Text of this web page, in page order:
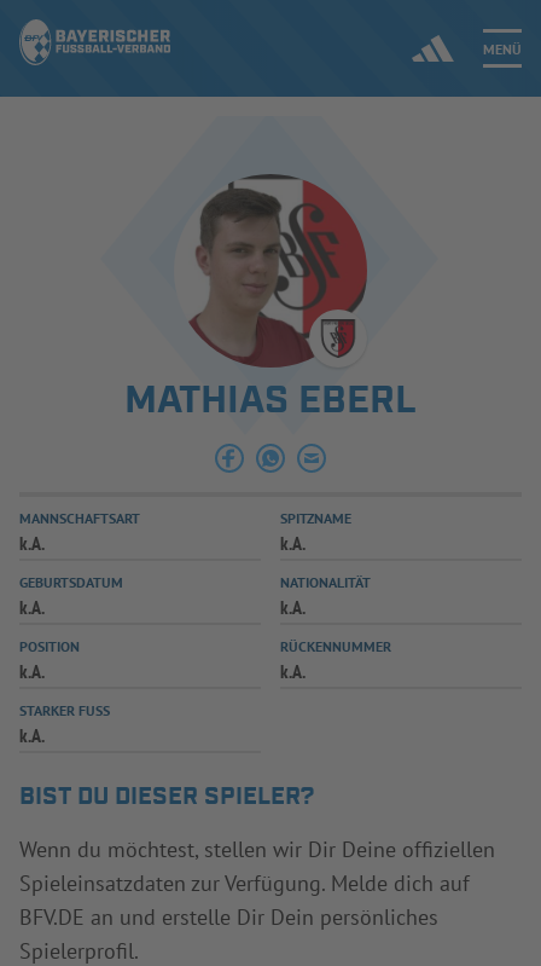
MENÜ
ERGEBNISSE & WETTBEWERBE
SPIELBETRIEB & VERBANDSLEBEN
AUSBILDUNG & FÖRDERUNG
SPIELPLUS
MATHIAS EBERL
MANNSCHAFTSART
k.A.
SPITZNAME
k.A.
GEBURTSDATUM
k.A.
NATIONALITÄT
k.A.
POSITION
k.A.
RÜCKENNUMMER
k.A.
STARKER FUSS
k.A.
BIST DU DIESER SPIELER?
Wenn du möchtest, stellen wir Dir Deine offiziellen
Spieleinsatzdaten zur Verfügung. Melde dich auf
BFV.DE an und erstelle Dir Dein persönliches
Spielerprofil.